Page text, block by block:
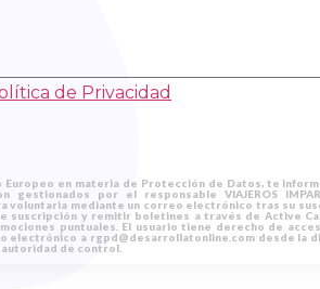
de Privacidad
Europeo en materia de Protección de Datos, te
por el responsable VIAJEROS
voluntaria mediante un correo electrónico tras su
suscripción y remitir boletines a través de Active
puntuales. El usuario tiene derecho de
electrónico a rgpd@desarrollatonline.com desde la
autoridad de control.